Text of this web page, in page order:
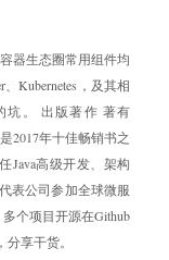
器生态圈常用组件均
Kubernetes，及其相
坑。 出版著作 著有
2017年十佳畅销书之
Java高级开发、架构
表公司参加全球微服
个项目开源在Github
分享干货。